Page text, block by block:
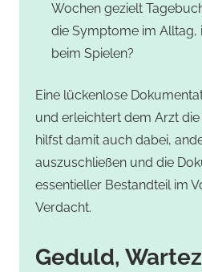
Wochen gezielt
die Symptome im Alltag,
beim Spielen?
Eine lückenlose
und erleichtert dem Arzt
hilfst damit auch dabei,
auszuschließen und die
essentieller Bestandteil im
Verdacht.
Geduld,